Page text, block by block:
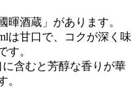
暉酒蔵」があります。
は甘口で、コクが深く味
す。
含むと芳醇な香りが華
。